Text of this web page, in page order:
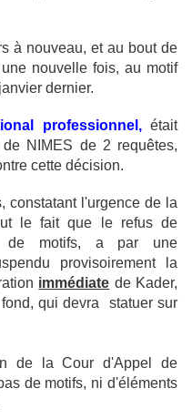
à nouveau, et au bout de
nouvelle fois, au motif
dernier.
professionnel,était
NIMES de 2 requêtes,
cette décision.
constatant l'urgence de la
le fait que le refus de
de motifs, a par une
provisoirement la
immédiate de Kader,
qui devra statuer sur
de la Cour d'Appel de
de motifs, ni d'éléments